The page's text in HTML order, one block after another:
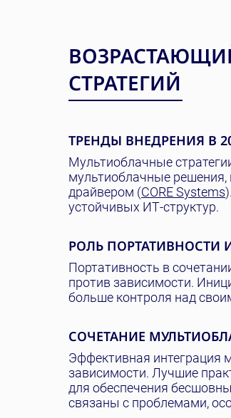
СТРАТЕГИЙ
ТРЕНДЫ ВНЕДРЕНИЯ В
Мультиоблачные
мультиоблачные
драйвером (CORE Systems
устойчивых ИТ-структур.
РОЛЬ ПОРТАТИВНОСТИ
Портативность в
против зависимости.
больше контроля над
СОЧЕТАНИЕ
Эффективная интеграция
зависимости. Лучшие
для обеспечения
связаны с проблемами,